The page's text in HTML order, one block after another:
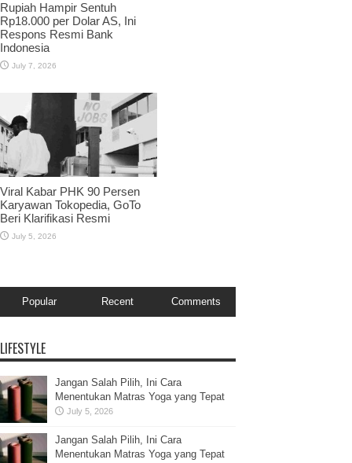
Rupiah Hampir Sentuh
Rp18.000 per Dolar AS, Ini
Respons Resmi Bank
Indonesia
July 7, 2026
Viral Kabar PHK 90 Persen
Karyawan Tokopedia, GoTo
Beri Klarifikasi Resmi
July 5, 2026
Popular Recent Comments
LIFESTYLE
Jangan Salah Pilih, Ini Cara
Menentukan Matras Yoga yang Tepat
July 5, 2026
Jangan Salah Pilih, Ini Cara
Menentukan Matras Yoga yang Tepat